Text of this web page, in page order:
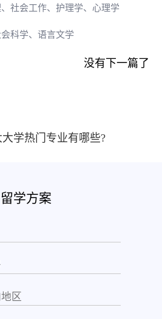
会工作、护理学、心理学
科学、语言文学
没有下一篇了
学热门专业有哪些?
留学方案